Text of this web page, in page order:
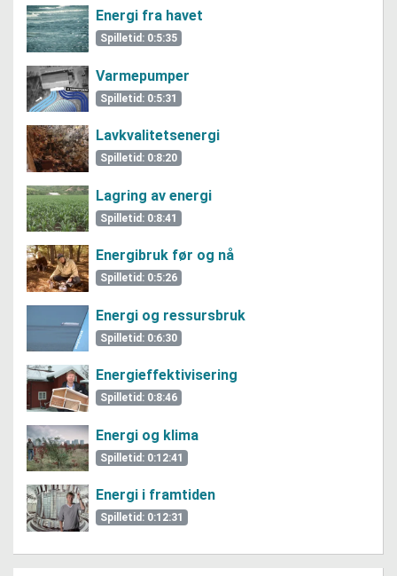
Energi fra havet
Spilletid: 0:5:35
Varmepumper
Spilletid: 0:5:31
Lavkvalitetsenergi
Spilletid: 0:8:20
Lagring av energi
Spilletid: 0:8:41
Energibruk før og nå
Spilletid: 0:5:26
Energi og ressursbruk
Spilletid: 0:6:30
Energieffektivisering
Spilletid: 0:8:46
Energi og klima
Spilletid: 0:12:41
Energi i framtiden
Spilletid: 0:12:31